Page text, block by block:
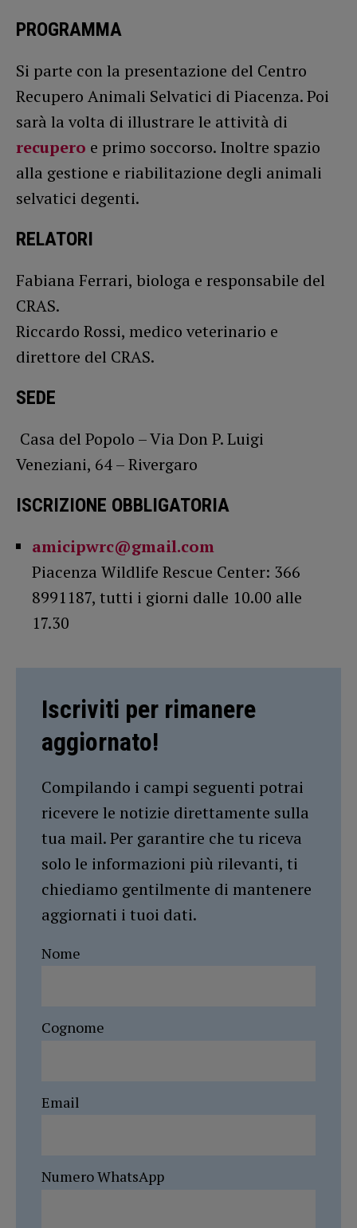
PROGRAMMA
Si parte con la presentazione del Centro
Recupero Animali Selvatici di Piacenza. Poi
sarà la volta di illustrare le attività di
recupero e primo soccorso. Inoltre spazio
alla gestione e riabilitazione degli animali
selvatici degenti.
RELATORI
Fabiana Ferrari, biologa e responsabile del
CRAS.
Riccardo Rossi, medico veterinario e
direttore del CRAS.
SEDE
Casa del Popolo – Via Don P. Luigi
Veneziani, 64 – Rivergaro
ISCRIZIONE OBBLIGATORIA
amicipwrc@gmail.com
Piacenza Wildlife Rescue Center: 366
8991187, tutti i giorni dalle 10.00 alle
17.30
Iscriviti per rimanere
aggiornato!
Compilando i campi seguenti potrai
ricevere le notizie direttamente sulla
tua mail. Per garantire che tu riceva
solo le informazioni più rilevanti, ti
chiediamo gentilmente di mantenere
aggiornati i tuoi dati.
Nome
Cognome
Email
Numero WhatsApp